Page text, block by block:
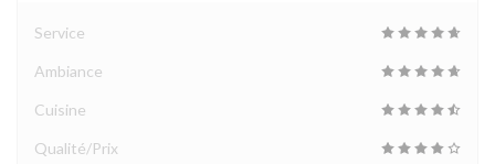
Service
Ambiance
Cuisine
Qualité/Prix